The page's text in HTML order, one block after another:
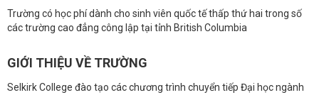
Trường có học phí dành cho sinh viên quốc tế thấp thứ hai trong số
các trường cao đẳng công lập tại tỉnh British Columbia
GIỚI THIỆU VỀ TRƯỜNG
Selkirk College đào tạo các chương trình chuyển tiếp Đại học ngành